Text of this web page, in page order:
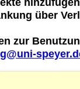
über
zur